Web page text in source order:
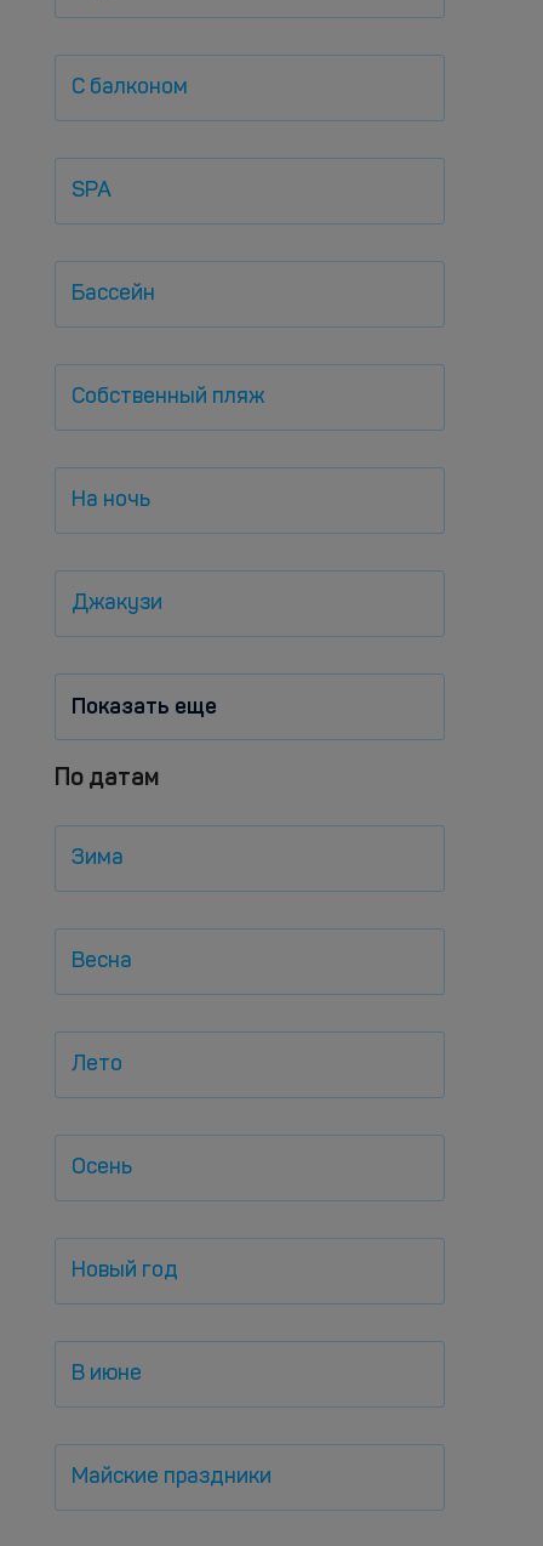
С балконом
SPA
Бассейн
Собственный пляж
На ночь
Джакузи
Показать еще
По датам
Зима
Весна
Лето
Осень
Новый год
В июне
Майские праздники